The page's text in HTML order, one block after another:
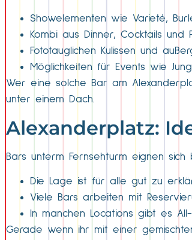
Showelementen wie Varieté,
Kombi aus Dinner, Cocktails und
Fototauglichen Kulissen und
Möglichkeiten für Events wie
Wer eine solche Bar am
unter einem Dach.
Alexanderplatz:
Bars unterm Fernsehturm eignen
Die Lage ist für alle gut zu
Viele Bars arbeiten mit
In manchen Locations gibt es
Gerade wenn ihr mit einer